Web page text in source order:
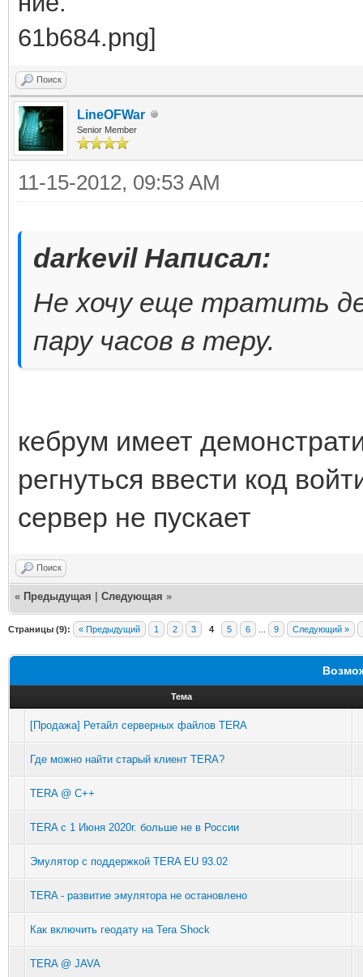
Поиск
LineOFWar
Senior Member
11-15-2012, 09:53 AM
darkevil Написал:
Не хочу еще тратить
пару часов в теру.
кебрум имеет
регнуться ввести код
сервер не пускает
Поиск
« Предыдущая Следующая »
Страницы (9): « Предыдущий 1 2 3 4 5 6 9 Следующий »
Тема
[Продажа] Ретайл серверных файлов TERA
Где можно найти старый клиент TERA?
TERA @ C++
TERA с 1 Июня 2020г. больше не в России
Эмулятор с поддержкой TERA EU 93.02
TERA - развитие эмулятора не остановлено
Как включить геодату на Tera Shock
TERA @ JAVA